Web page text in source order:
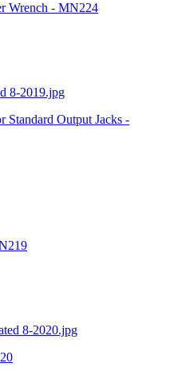
Wrench - MN224
Output Jacks -